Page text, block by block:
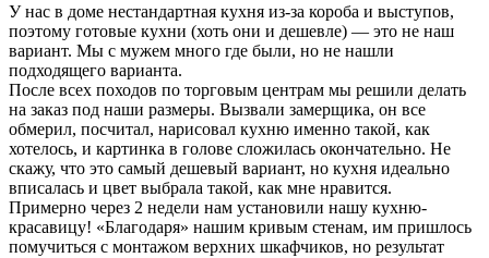
У нас в доме нестандартная кухня из-за короба и выступов,
поэтому готовые кухни (хоть они и дешевле) — это не наш
вариант. Мы с мужем много где были, но не нашли
подходящего варианта.
После всех походов по торговым центрам мы решили делать
на заказ под наши размеры. Вызвали замерщика, он все
обмерил, посчитал, нарисовал кухню именно такой, как
хотелось, и картинка в голове сложилась окончательно. Не
скажу, что это самый дешевый вариант, но кухня идеально
вписалась и цвет выбрала такой, как мне нравится.
Примерно через 2 недели нам установили нашу кухню-
красавицу! «Благодаря» нашим кривым стенам, им пришлось
помучиться с монтажом верхних шкафчиков, но результат